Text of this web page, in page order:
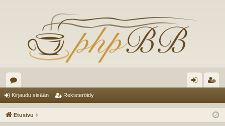
es
ku au ist
Kirjaudu sisään Rekisteröidy
Etusivu